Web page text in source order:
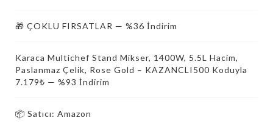
🎁 ÇOKLU FIRSATLAR — %36 İndirim
Karaca Multichef Stand Mikser, 1400W, 5.5L Hacim,
Paslanmaz Çelik, Rose Gold – KAZANCLI500 Koduyla
7.179₺ — %93 İndirim
📦 Satıcı: Amazon